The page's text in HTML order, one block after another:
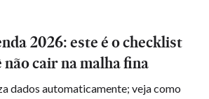
2026: este é o checklist
cair na malha fina
dados automaticamente; veja como